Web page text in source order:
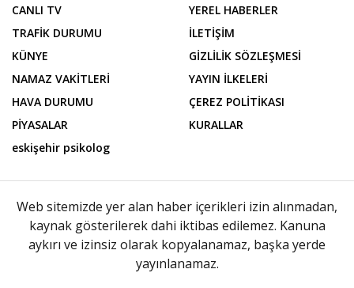
CANLI TV
TRAFİK DURUMU
KÜNYE
NAMAZ VAKİTLERİ
HAVA DURUMU
PİYASALAR
YEREL HABERLER
İLETİŞİM
GİZLİLİK SÖZLEŞMESİ
YAYIN İLKELERİ
ÇEREZ POLİTİKASI
KURALLAR
eskişehir psikolog
Web sitemizde yer alan haber içerikleri izin alınmadan,
kaynak gösterilerek dahi iktibas edilemez. Kanuna
aykırı ve izinsiz olarak kopyalanamaz, başka yerde
yayınlanamaz.